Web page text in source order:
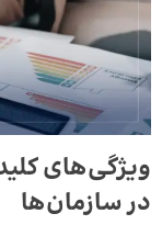
ویژگی‌های
در سازمان‌ها